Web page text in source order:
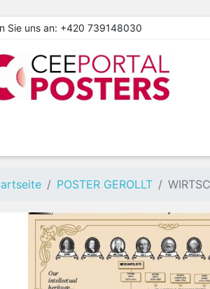
Sie uns an: +420 739148030
POSTER GEROLLT